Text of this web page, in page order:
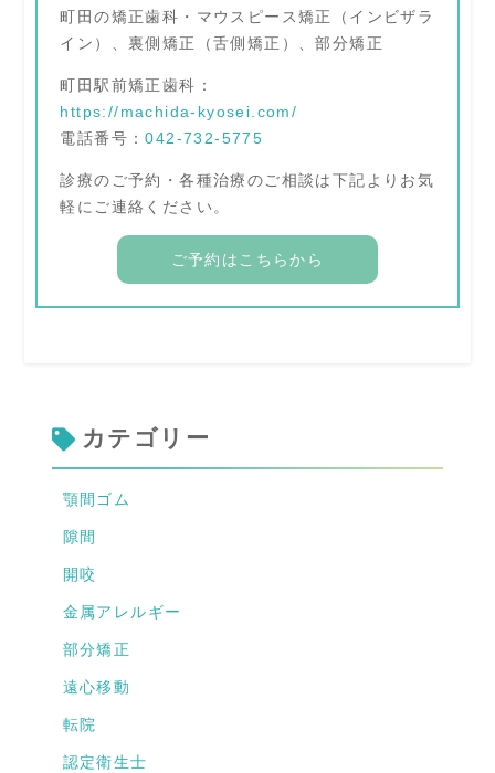
町田の矯正歯科・マウスピース矯正（インビザラ
イン）、裏側矯正（舌側矯正）、部分矯正
町田駅前矯正歯科：
https://machida-kyosei.com/
電話番号：042-732-5775
診療のご予約・各種治療のご相談は下記よりお気
軽にご連絡ください。
ご予約はこちらから
カテゴリー
顎間ゴム
隙間
開咬
金属アレルギー
部分矯正
遠心移動
転院
認定衛生士